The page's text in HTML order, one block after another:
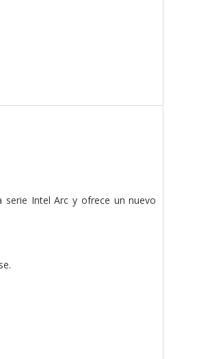
Intel Arc y ofrece un nuevo